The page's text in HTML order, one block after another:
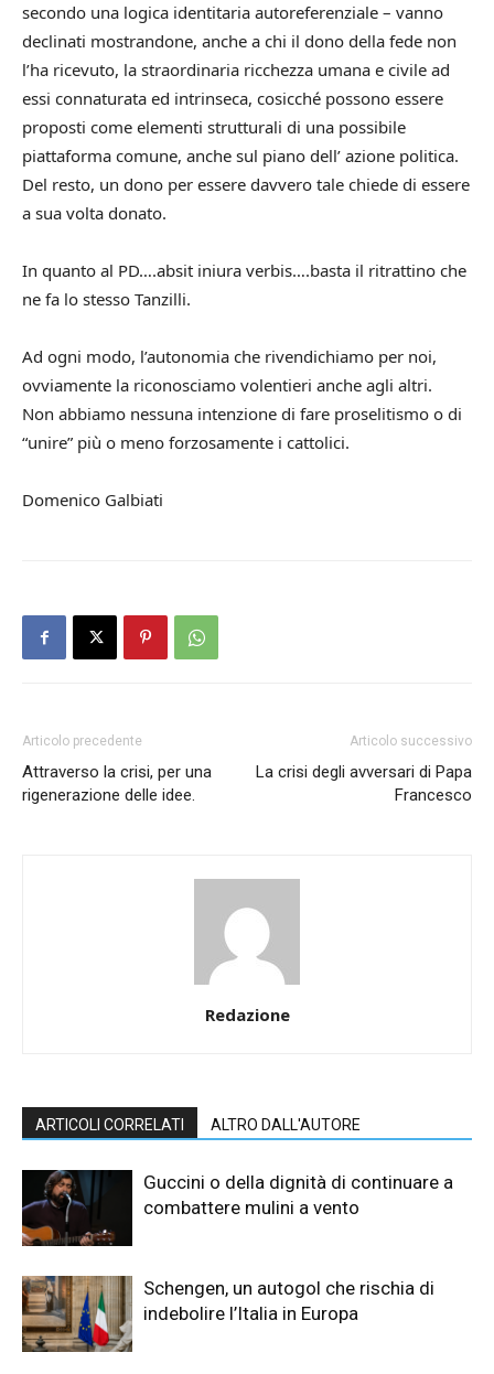
secondo una logica identitaria autoreferenziale – vanno
declinati mostrandone, anche a chi il dono della fede non
l’ha ricevuto, la straordinaria ricchezza umana e civile ad
essi connaturata ed intrinseca, cosicché possono essere
proposti come elementi strutturali di una possibile
piattaforma comune, anche sul piano dell’ azione politica.
Del resto, un dono per essere davvero tale chiede di essere
a sua volta donato.
In quanto al PD….absit iniura verbis….basta il ritrattino che
ne fa lo stesso Tanzilli.
Ad ogni modo, l’autonomia che rivendichiamo per noi,
ovviamente la riconosciamo volentieri anche agli altri.
Non abbiamo nessuna intenzione di fare proselitismo o di
“unire” più o meno forzosamente i cattolici.
Domenico Galbiati
Articolo precedente
Attraverso la crisi, per una
rigenerazione delle idee.
Articolo successivo
La crisi degli avversari di Papa
Francesco
Redazione
ARTICOLI CORRELATI ALTRO DALL'AUTORE
Guccini o della dignità di continuare a
combattere mulini a vento
Schengen, un autogol che rischia di
indebolire l’Italia in Europa